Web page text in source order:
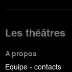
Les théâtres
A propos
Equipe - contacts